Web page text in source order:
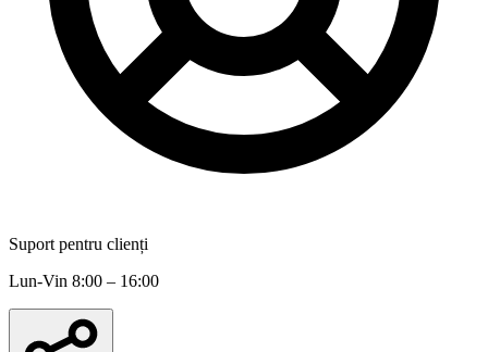
Suport pentru clienți
Lun-Vin 8:00 – 16:00